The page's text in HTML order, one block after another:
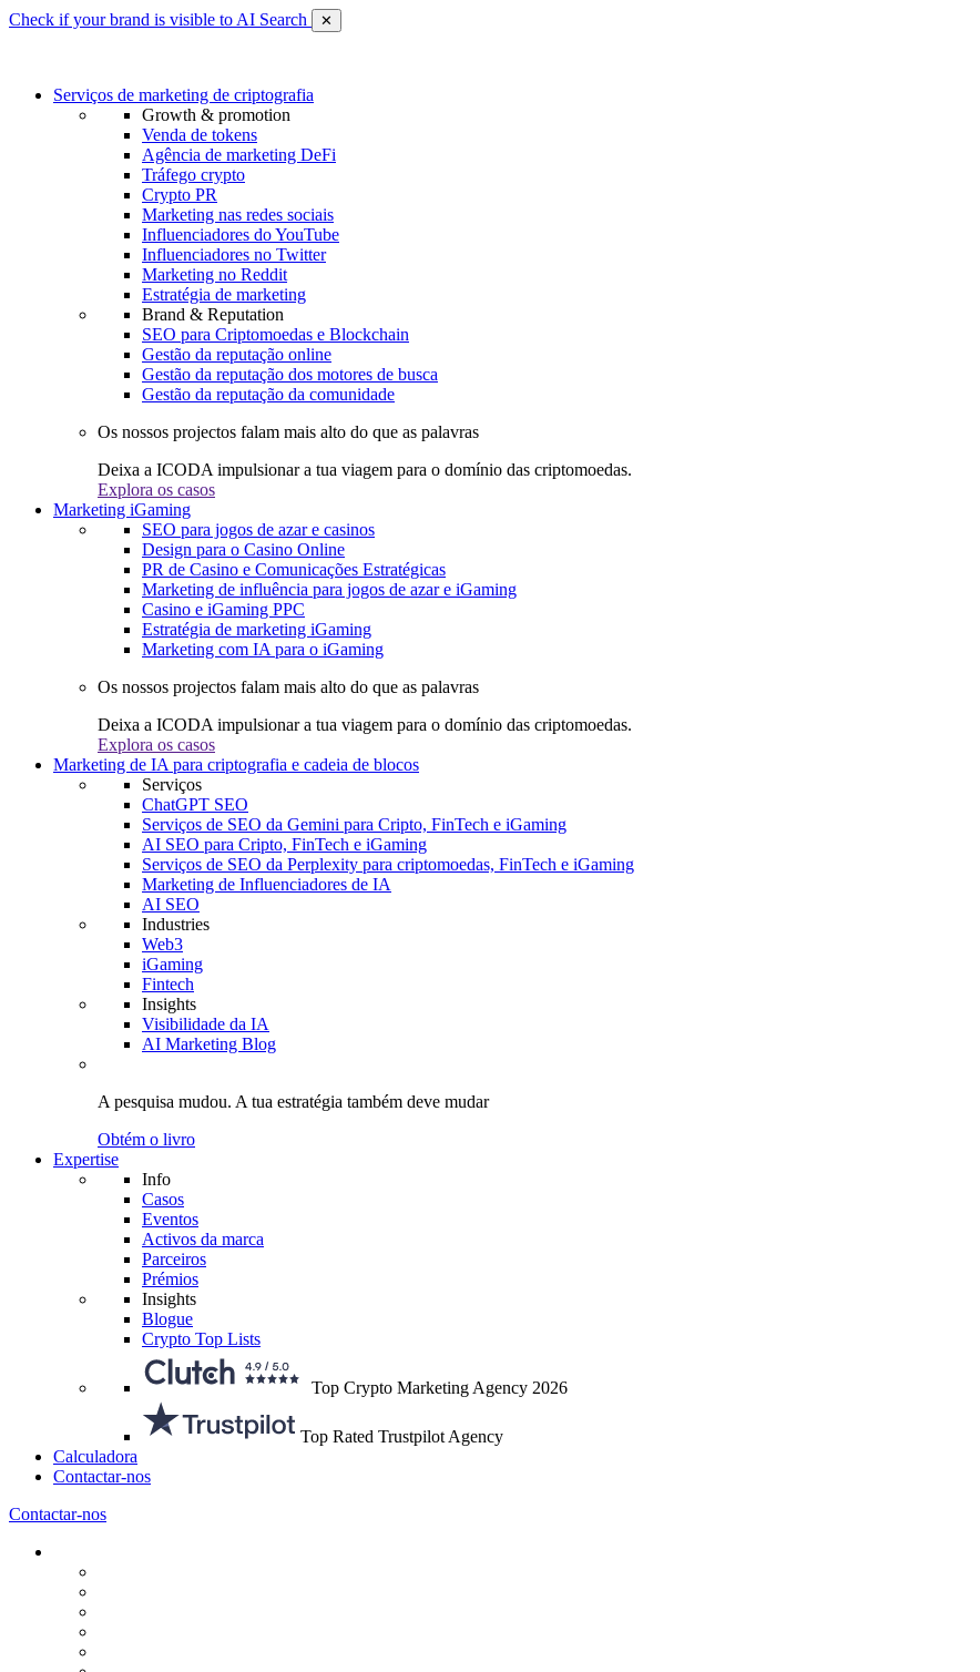
Check if your brand is visible to AI Search ✕
Serviços de marketing de criptografia
Growth & promotion
Venda de tokens
Agência de marketing DeFi
Tráfego crypto
Crypto PR
Marketing nas redes sociais
Influenciadores do YouTube
Influenciadores no Twitter
Marketing no Reddit
Estratégia de marketing
Brand & Reputation
SEO para Criptomoedas e Blockchain
Gestão da reputação online
Gestão da reputação dos motores de busca
Gestão da reputação da comunidade
Os nossos projectos falam mais alto do que as palavras
Deixa a ICODA impulsionar a tua viagem para o domínio das criptomoedas.
Explora os casos
Marketing iGaming
SEO para jogos de azar e casinos
Design para o Casino Online
PR de Casino e Comunicações Estratégicas
Marketing de influência para jogos de azar e iGaming
Casino e iGaming PPC
Estratégia de marketing iGaming
Marketing com IA para o iGaming
Os nossos projectos falam mais alto do que as palavras
Deixa a ICODA impulsionar a tua viagem para o domínio das criptomoedas.
Explora os casos
Marketing de IA para criptografia e cadeia de blocos
Serviços
ChatGPT SEO
Serviços de SEO da Gemini para Cripto, FinTech e iGaming
AI SEO para Cripto, FinTech e iGaming
Serviços de SEO da Perplexity para criptomoedas, FinTech e iGaming
Marketing de Influenciadores de IA
AI SEO
Industries
Web3
iGaming
Fintech
Insights
Visibilidade da IA
AI Marketing Blog
A pesquisa mudou. A tua estratégia também deve mudar
Obtém o livro
Expertise
Info
Casos
Eventos
Activos da marca
Parceiros
Prémios
Insights
Blogue
Crypto Top Lists
Top Crypto Marketing Agency 2026
Top Rated Trustpilot Agency
Calculadora
Contactar-nos
Contactar-nos